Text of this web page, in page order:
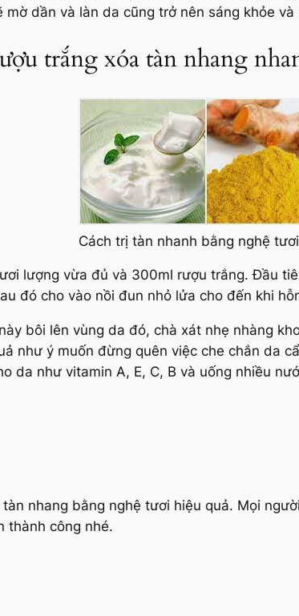
dần và làn da cũng trở nên sáng khỏe và
trắng xóa tàn nhang
Cách trị tàn nhanh bằng nghệ tươi
lượng vừa đủ và 300ml rượu trắng. Đầu
đó cho vào nồi đun nhỏ lửa cho đến khi
bôi lên vùng da đó, chà xát nhẹ nhàng
như ý muốn đừng quên việc che chắn da
da như vitamin A, E, C, B và uống nhiều
nhang bằng nghệ tươi hiệu quả. Mọi
thành công nhé.